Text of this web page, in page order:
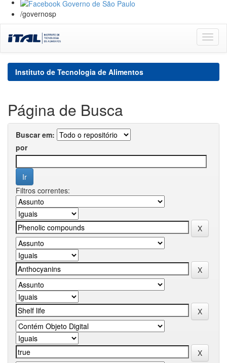
/governosp
navigation
Instituto de Tecnologia de Alimentos
Página de Busca
Buscar em:
por
Filtros correntes: